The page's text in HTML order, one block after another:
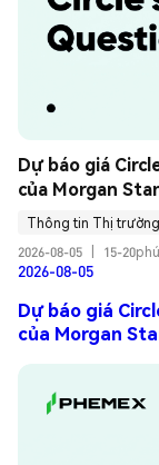
Dự báo giá
của Morgan
Thông tin Thị trường
2026-08-05
15-
2026-08-05
Dự báo giá
của Morgan